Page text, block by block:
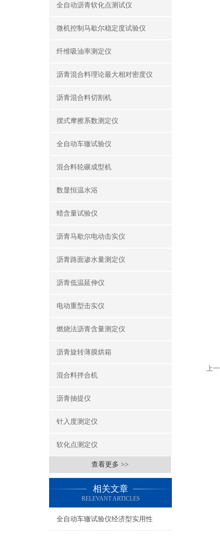
全自动沥青软化点测试仪
微机控制马歇尔稳定度试验仪
纤维吸油率测定仪
沥青混合料理论最大相对密度仪
沥青混合料切割机
摆式摩擦系数测定仪
全自动车辙试验仪
混合料轮碾成型机
数显恒温水浴
蜡含量试验仪
沥青马歇尔电动击实仪
沥青路面渗水量测定仪
沥青低温延伸仪
电动重型击实仪
燃烧法沥青含量测定仪
沥青旋转薄膜烘箱
混合料拌合机
沥青抽提仪
针入度测定仪
软化点测定仪
查看更多 >>
相关文章
RELEVANT ARTICLES
全自动车辙试验仪经济型实用性
上